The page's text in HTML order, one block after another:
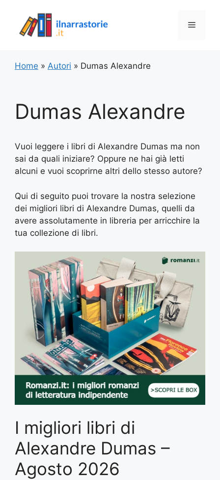
contenuto
Menu
Home » Autori » Dumas Alexandre
Dumas Alexandre
Vuoi leggere i libri di Alexandre Dumas ma non
sai da quali iniziare? Oppure ne hai già letti
alcuni e vuoi scoprirne altri dello stesso autore?
Qui di seguito puoi trovare la nostra selezione
dei migliori libri di Alexandre Dumas, quelli da
avere assolutamente in libreria per arricchire la
tua collezione di libri.
I migliori libri di
Alexandre Dumas –
Agosto 2026